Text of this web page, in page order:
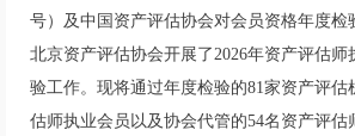
号）及中国资产评估协会对会员资格年度检
北京资产评估协会开展了2026年资产评估师
验工作。现将通过年度检验的81家资产评估
估师执业会员以及协会代管的54名资产评估